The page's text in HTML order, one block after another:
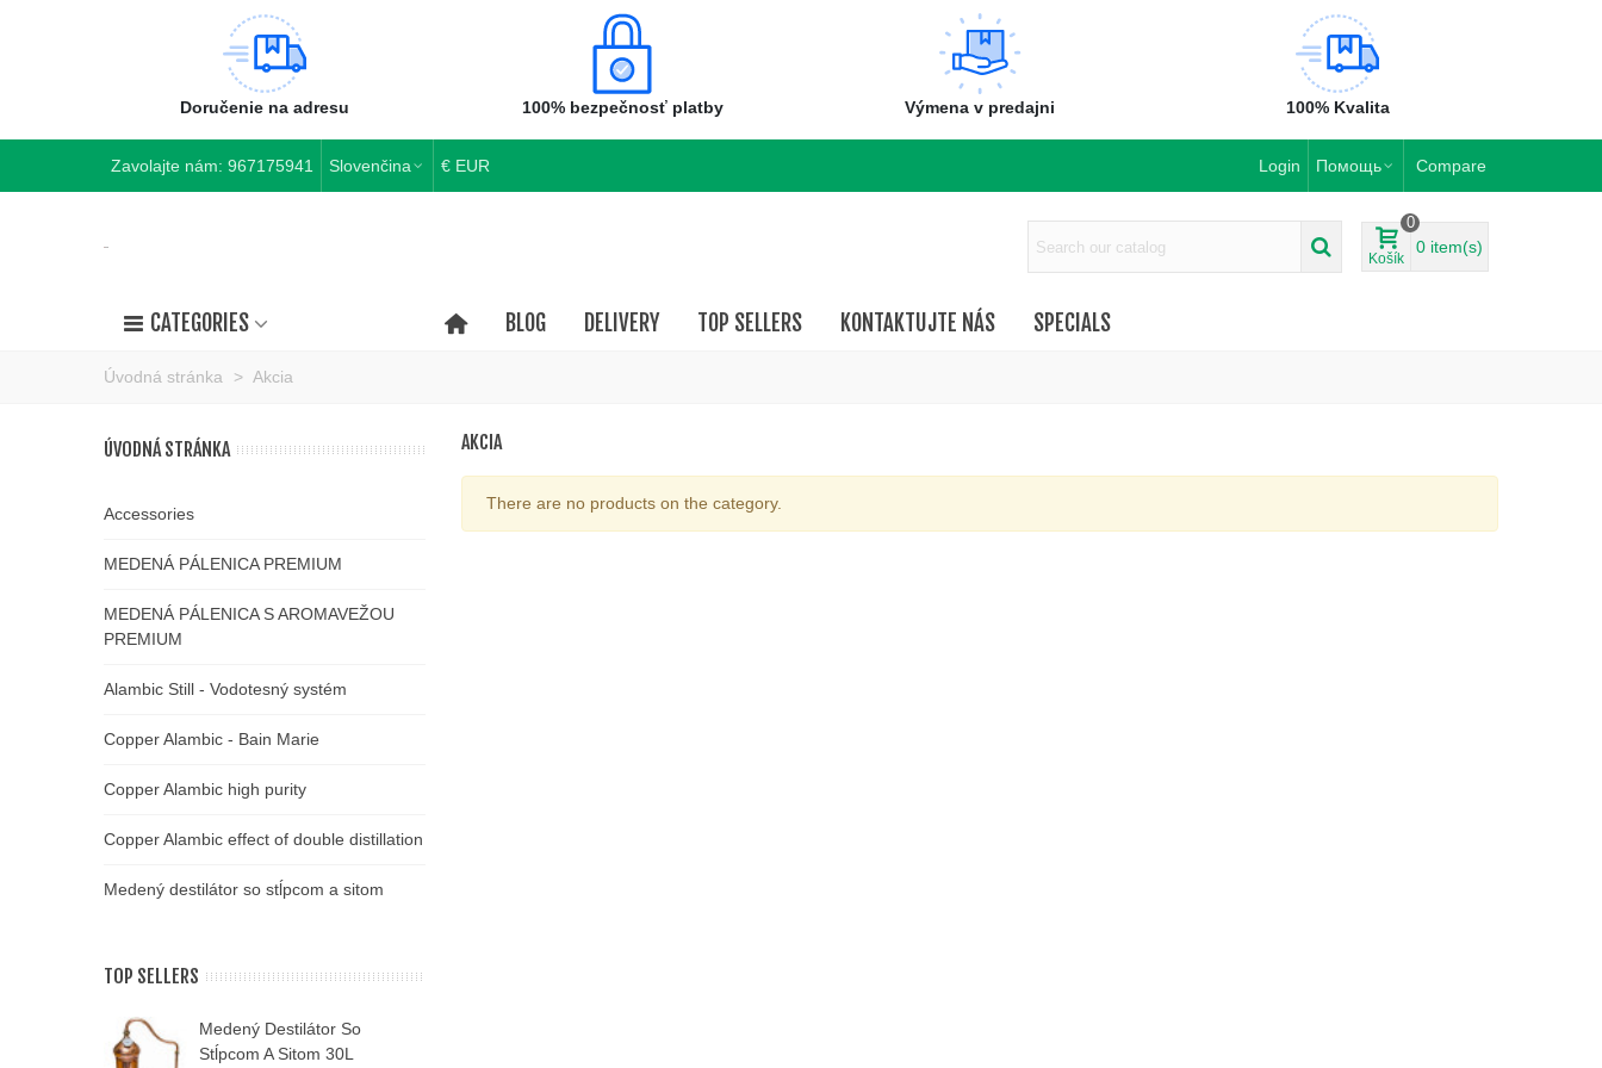
Doručenie na adresu 100% bezpečnosť platby Výmena v predajni 100% Kvalita
Zavolajte nám: 967175941 Slovenčina € EUR Login Помощь Compare
Košík
0
0 item(s)
CATEGORIES BLOG DELIVERY TOP SELLERS KONTAKTUJTE NÁS SPECIALS
Úvodná stránka > Akcia
ÚVODNÁ STRÁNKA
Accessories
MEDENÁ PÁLENICA PREMIUM
MEDENÁ PÁLENICA S AROMAVEŽOU
PREMIUM
Alambic Still - Vodotesný systém
Copper Alambic - Bain Marie
Copper Alambic high purity
Copper Alambic effect of double distillation
Medený destilátor so stĺpcom a sitom
TOP SELLERS
Medený Destilátor So
Stĺpcom A Sitom 30L
AKCIA
There are no products on the category.